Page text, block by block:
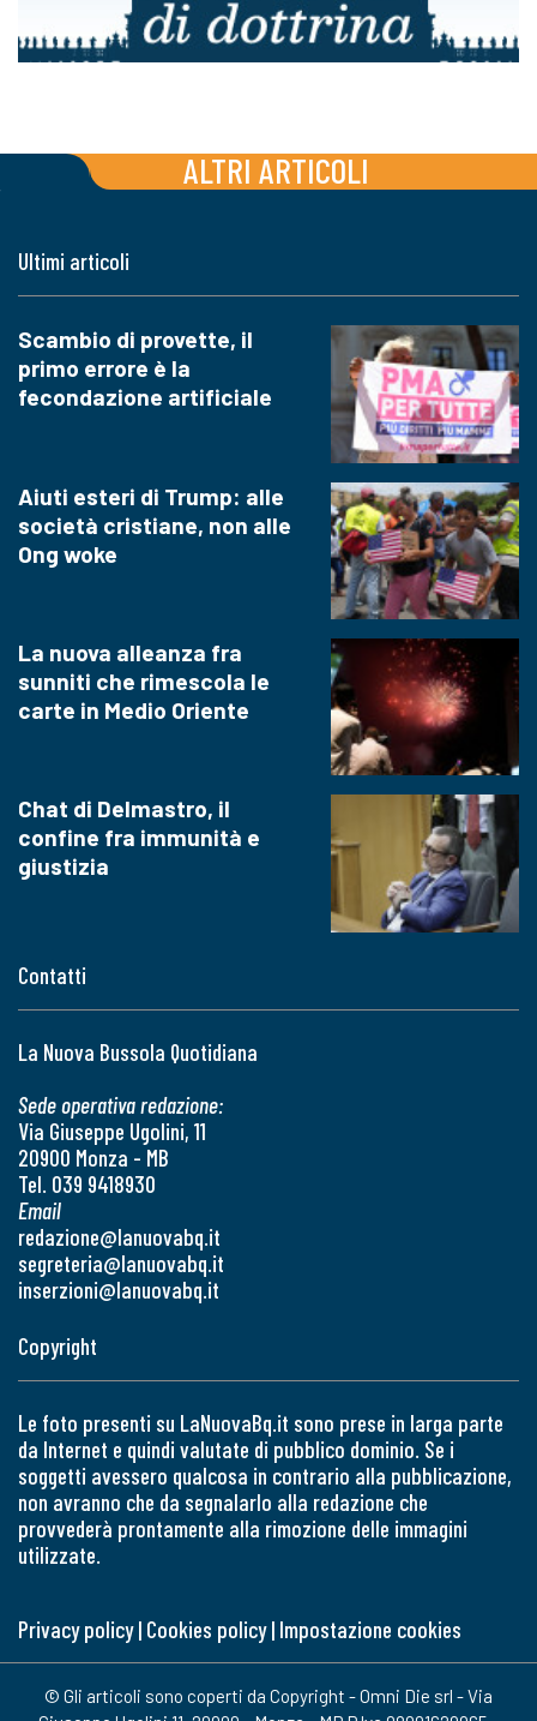
ALTRI ARTICOLI
Contatti
La Nuova Bussola Quotidiana
Sede operativa redazione:
Via Giuseppe Ugolini, 11
20900 Monza - MB
Tel. 039 9418930
Email
redazione@lanuovabq.it
segreteria@lanuovabq.it
inserzioni@lanuovabq.it
Ultimi articoli
Scambio di provette, il
primo errore è la
fecondazione artificiale
Aiuti esteri di Trump: alle
società cristiane, non alle
Ong woke
La nuova alleanza fra
sunniti che rimescola le
carte in Medio Oriente
Chat di Delmastro, il
confine fra immunità e
giustizia
Copyright
Le foto presenti su LaNuovaBq.it sono prese in larga parte
da Internet e quindi valutate di pubblico dominio. Se i
soggetti avessero qualcosa in contrario alla pubblicazione,
non avranno che da segnalarlo alla redazione che
provvederà prontamente alla rimozione delle immagini
utilizzate.
Privacy policy| Cookies policy| Impostazione cookies
© Gli articoli sono coperti da Copyright - Omni Die srl - Via